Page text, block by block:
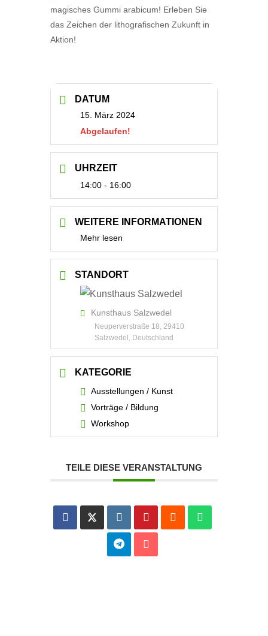
magisches Gummi arabicum! Erleben Sie
das Zeichen der lithografischen Zukunft in
Aktion!
DATUM
15. März 2024
Abgelaufen!
UHRZEIT
14:00 - 16:00
WEITERE INFORMATIONEN
Mehr lesen
STANDORT
Kunsthaus Salzwedel
Neuperverstraße 18, 29410
Salzwedel, Deutschland
KATEGORIE
Ausstellungen / Kunst
Vorträge / Bildung
Workshop
TEILE DIESE VERANSTALTUNG